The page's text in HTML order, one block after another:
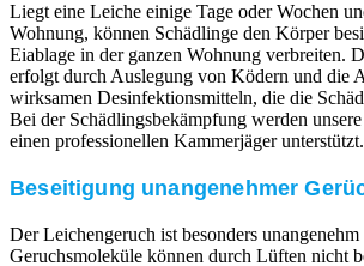
Liegt eine Leiche einige Tage oder Wochen
Wohnung, können Schädlinge den Körper
Eiablage in der ganzen Wohnung verbreiten.
erfolgt durch Auslegung von Ködern und die
wirksamen Desinfektionsmitteln, die die
Bei der Schädlingsbekämpfung werden
einen professionellen Kammerjäger unterstützt.
Beseitigung unangenehmer
Der Leichengeruch ist besonders
Geruchsmoleküle können durch Lüften nicht